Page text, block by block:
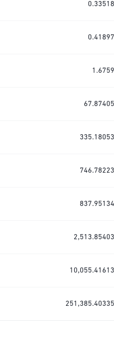
0.33518
0.41897
1.6759
67.87405
335.18053
746.78223
837.95134
2,513.85403
10,055.41613
251,385.40335